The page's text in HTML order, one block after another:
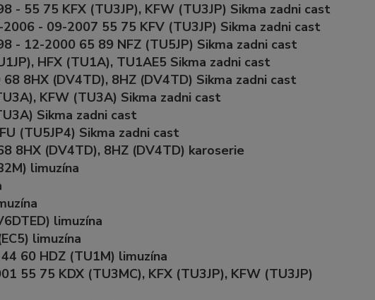
- 55 75 KFX (TU3JP), KFW (TU3JP) Sikma zadni cast
- 09-2007 55 75 KFV (TU3JP) Sikma zadni cast
- 12-2000 65 89 NFZ (TU5JP) Sikma zadni cast
HFX (TU1A), TU1AE5 Sikma zadni cast
8HX (DV4TD), 8HZ (DV4TD) Sikma zadni cast
KFW (TU3A) Sikma zadni cast
Sikma zadni cast
(TU5JP4) Sikma zadni cast
8HX (DV4TD), 8HZ (DV4TD) karoserie
limuzína
limuzína
limuzína
60 HDZ (TU1M) limuzína
55 75 KDX (TU3MC), KFX (TU3JP), KFW (TU3JP)